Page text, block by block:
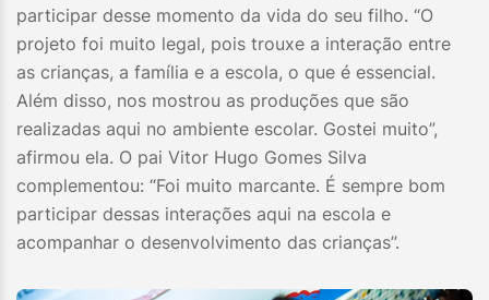
participar desse momento da vida do seu filho. “O
projeto foi muito legal, pois trouxe a interação entre
as crianças, a família e a escola, o que é essencial.
Além disso, nos mostrou as produções que são
realizadas aqui no ambiente escolar. Gostei muito”,
afirmou ela. O pai Vitor Hugo Gomes Silva
complementou: “Foi muito marcante. É sempre bom
participar dessas interações aqui na escola e
acompanhar o desenvolvimento das crianças”.